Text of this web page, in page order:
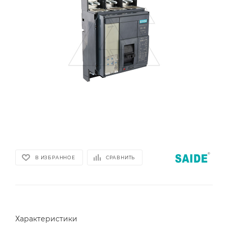
В ИЗБРАННОЕ СРАВНИТЬ
Характеристики